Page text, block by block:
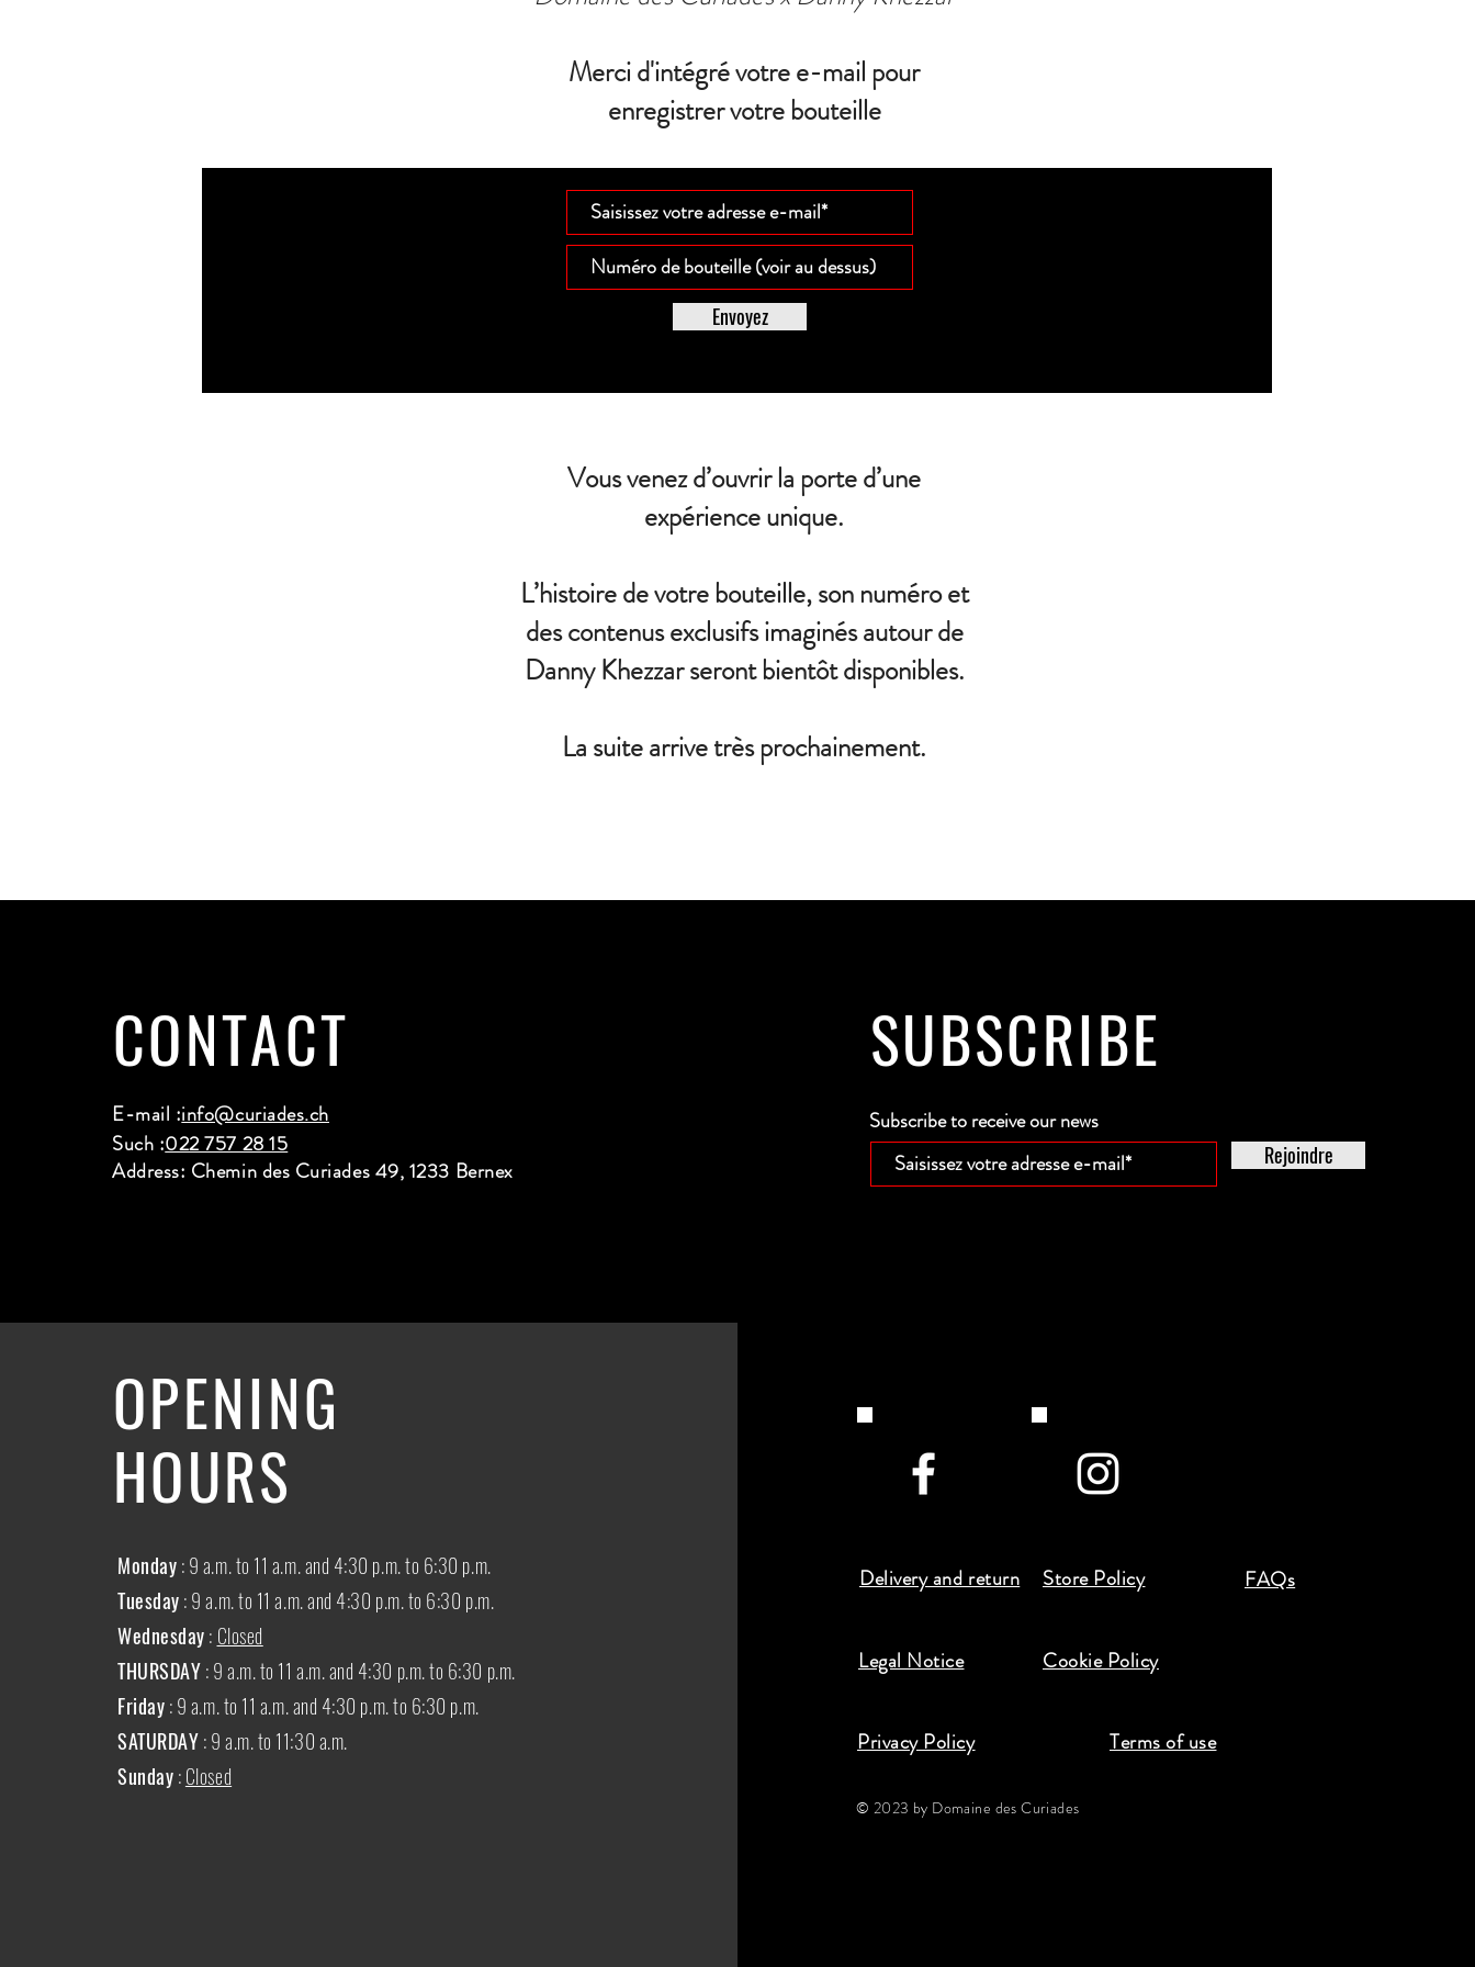
Merci d'intégré votre e-mail pour
enregistrer votre bouteille
Envoyez
Vous venez d’ouvrir la porte d’une
expérience unique.
L’histoire de votre bouteille, son numéro et
des contenus exclusifs imaginés autour de
Danny Khezzar seront bientôt disponibles.
La suite arrive très prochainement.
CONTACT
E-mail :info@curiades.ch
Such :022 757 28 15
Address: Chemin des Curiades 49, 1233 Bernex
SUBSCRIBE
Subscribe to receive our news
Rejoindre
OPENING
HOURS
Monday: 9 a.m. to 11 a.m. and 4:30 p.m. to 6:30 p.m.
Tuesday: 9 a.m. to 11 a.m. and 4:30 p.m. to 6:30 p.m.
Wednesday: Closed
THURSDAY:9 a.m. to 11 a.m. and 4:30 p.m. to 6:30 p.m.
Friday: 9 a.m. to 11 a.m. and 4:30 p.m. to 6:30 p.m.
SATURDAY: 9 a.m. to 11:30 a.m.
Sunday:Closed
Delivery and return Store Policy FAQs
Legal Notice Cookie Policy
Privacy Policy Terms of use
© 2023 by Domaine des Curiades